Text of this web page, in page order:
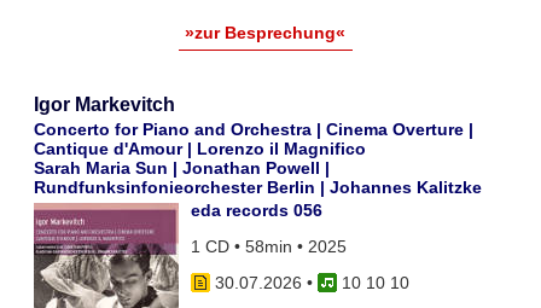
»zur Besprechung«
Igor Markevitch
Concerto for Piano and Orchestra | Cinema Overture |
Cantique d'Amour | Lorenzo il Magnifico
Sarah Maria Sun | Jonathan Powell |
Rundfunksinfonieorchester Berlin | Johannes Kalitzke
eda records 056
1 CD • 58min • 2025
30.07.2026 •
10 10 10